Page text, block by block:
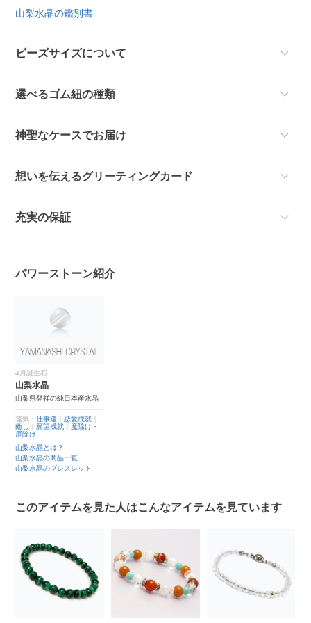
山梨水晶の鑑別書
ビーズサイズについて
選べるゴム紐の種類
神聖なケースでお届け
想いを伝えるグリーティングカード
充実の保証
パワーストーン紹介
4月誕生石
山梨水晶
山梨県発祥の純日本産水晶
運気：仕事運 ｜恋愛成就
癒し
願望成就
魔除け・
厄除け
山梨水晶とは？
山梨水晶の商品一覧
山梨水晶のブレスレット
このアイテムを見た人はこんなアイテムを見ています